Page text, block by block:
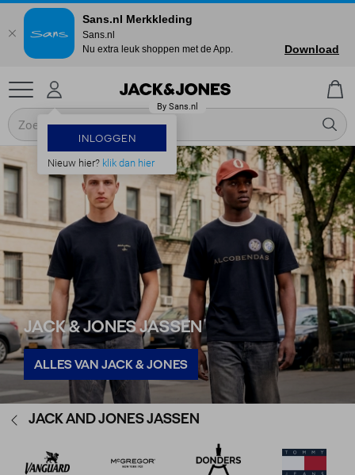
INLOGGEN
Nieuw hier? klik dan hier
JACK & JONES JASSEN
ALLES VAN JACK & JONES
JACK AND JONES JASSEN
Sans.nl Merkkleding
Sans.nl
Nu extra leuk shoppen met de App.
Download